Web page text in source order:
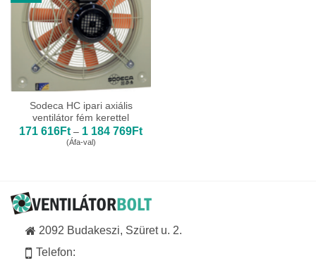
Sodeca HC ipari axiális
ventilátor fém kerettel
171 616Ft – 1 184 769FtÁrtartomány:
(Áfa-val)
2092 Budakeszi, Szüret u. 2.
Telefon: